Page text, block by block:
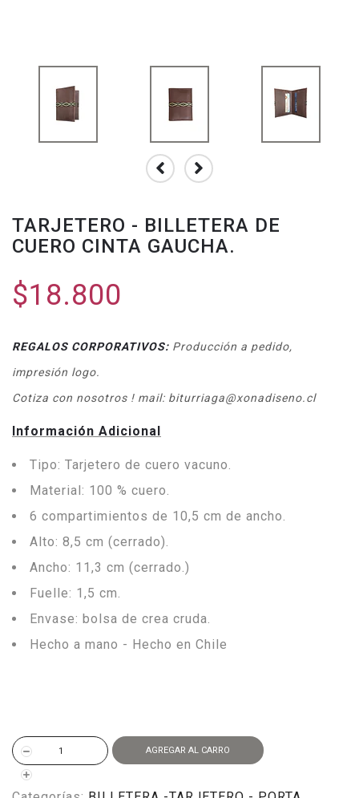
TARJETERO - BILLETERA DE
CUERO CINTA GAUCHA.
$18.800
REGALOS CORPORATIVOS: Producción a pedido,
impresión logo.
Cotiza con nosotros ! mail: biturriaga@xonadiseno.cl
Información Adicional
Tipo: Tarjetero de cuero vacuno.
Material: 100 % cuero.
6 compartimientos de 10,5 cm de ancho.
Alto: 8,5 cm (cerrado).
Ancho: 11,3 cm (cerrado.)
Fuelle: 1,5 cm.
Envase: bolsa de crea cruda.
Hecho a mano - Hecho en Chile
AGREGAR AL CARRO